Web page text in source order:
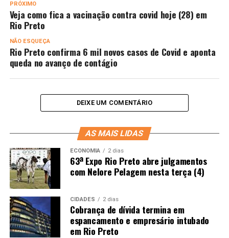
PRÓXIMO
Veja como fica a vacinação contra covid hoje (28) em
Rio Preto
NÃO ESQUEÇA
Rio Preto confirma 6 mil novos casos de Covid e aponta
queda no avanço de contágio
DEIXE UM COMENTÁRIO
AS MAIS LIDAS
ECONOMIA 2 dias
63ª Expo Rio Preto abre julgamentos
com Nelore Pelagem nesta terça (4)
CIDADES 2 dias
Cobrança de dívida termina em
espancamento e empresário intubado
em Rio Preto